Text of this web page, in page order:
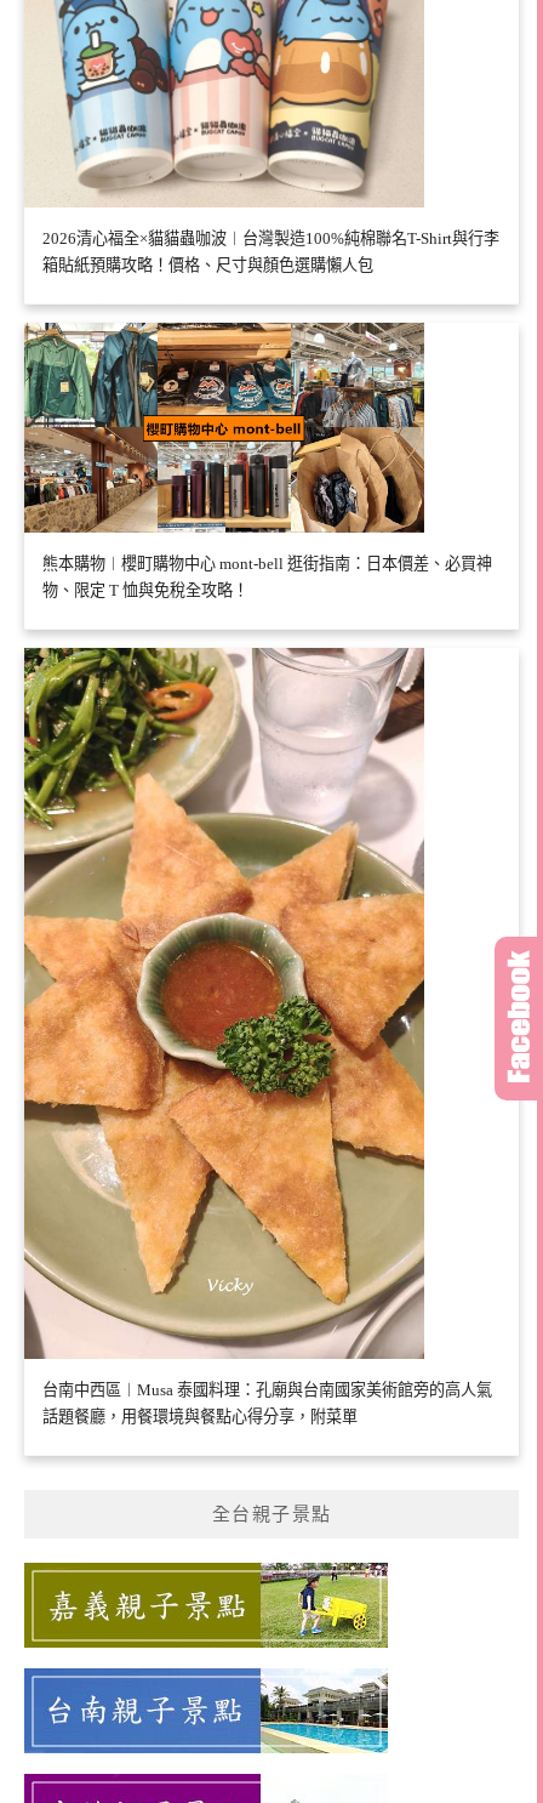
2026清心福全×貓貓蟲咖波︱台灣製造100%純棉聯名T-Shirt與行李
箱貼紙預購攻略！價格、尺寸與顏色選購懶人包
熊本購物︱櫻町購物中心 mont-bell 逛街指南：日本價差、必買神
物、限定 T 恤與免稅全攻略！
台南中西區︱Musa 泰國料理：孔廟與台南國家美術館旁的高人氣
話題餐廳，用餐環境與餐點心得分享，附菜單
全台親子景點